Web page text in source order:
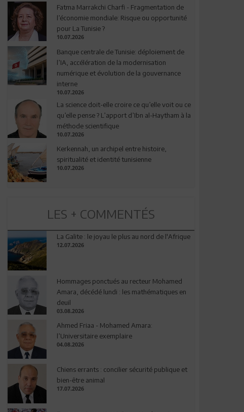
Fatma Marrakchi Charfi - Fragmentation de
l’économie mondiale: Risque ou opportunité
pour La Tunisie ?
10.07.2026
Banque centrale de Tunisie: déploiement de
l’IA, accélération de la modernisation
numérique et évolution de la gouvernance
interne
10.07.2026
La science doit-elle croire ce qu’elle voit ou ce
qu’elle pense ? L’apport d’Ibn al-Haytham à la
méthode scientifique
10.07.2026
Kerkennah, un archipel entre histoire,
spiritualité et identité tunisienne
10.07.2026
LES + COMMENTÉS
La Galite : le joyau le plus au nord de l'Afrique
12.07.2026
Hommages ponctués au recteur Mohamed
Amara, décédé lundi : les mathématiques en
deuil
03.08.2026
Ahmed Friaa - Mohamed Amara:
l’Universitaire exemplaire
04.08.2026
Chiens errants : concilier sécurité publique et
bien-être animal
17.07.2026